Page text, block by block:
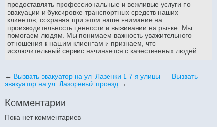
предоставлять профессиональные и вежливые услуги по
эвакуации и буксировке транспортных средств наших
клиентов, сохраняя при этом наше внимание на
производительность ценности и выживании на рынке. Мы
помогаем людям. Мы понимаем важность уважительного
отношения к нашим клиентам и признаем, что
исключительный сервис начинается с качественных людей.
← Вызвать эвакуатор на ул Лазенки 1 7 я улицы
Вызвать
эвакуатор на ул Лазоревый проезд →
Комментарии
Пока нет комментариев